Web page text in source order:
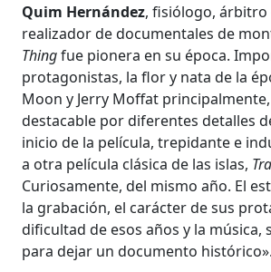
Quim Hernández, fisiólogo, árbitro
realizador de documentales de
Thingfue pionera en su época.
protagonistas, la flor y nata de la
Moon y Jerry Moffat
destacable por diferentes detalles
inicio de la película, trepidante e
a otra película clásica de las islas,
Curiosamente, del mismo año. El
la grabación, el carácter de sus
dificultad de esos años y la música,
para dejar un documento histórico».